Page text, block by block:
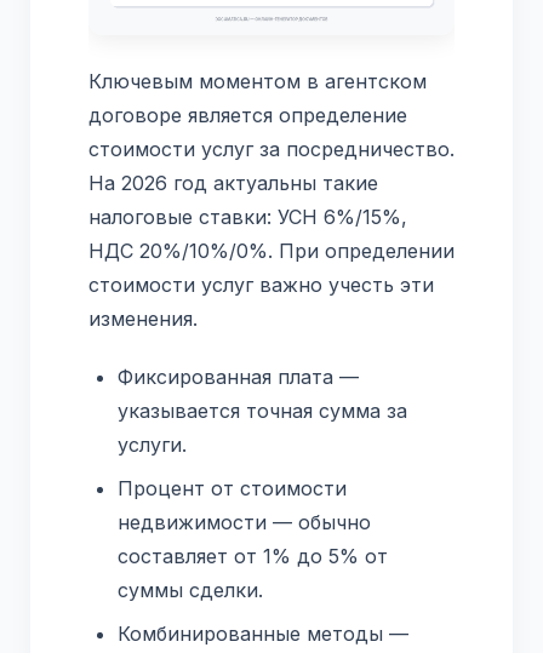
Ключевым моментом в агентском
договоре является определение
стоимости услуг за посредничество.
На 2026 год актуальны такие
налоговые ставки: УСН 6%/15%,
НДС 20%/10%/0%. При определении
стоимости услуг важно учесть эти
изменения.
Фиксированная плата —
указывается точная сумма за
услуги.
Процент от стоимости
недвижимости — обычно
составляет от 1% до 5% от
суммы сделки.
Комбинированные методы —